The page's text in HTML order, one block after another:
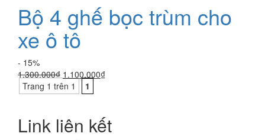
Bộ 4 ghế bọc trùm cho
xe ô tô
- 15%
1.300.000₫ Giá
gốc
là:
1.100.000₫Giá
1.100.000₫.
Trang 1 trên 1 1
Link liên kết